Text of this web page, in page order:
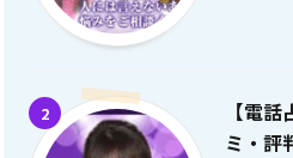
2
【電
ミ・評